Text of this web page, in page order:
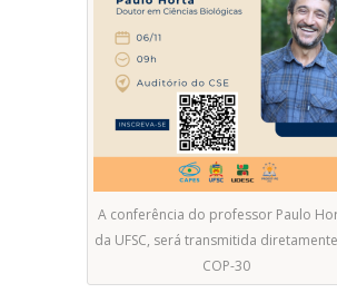
A conferência do professor Paulo
da UFSC, será transmitida
COP-30